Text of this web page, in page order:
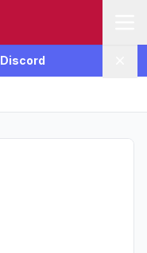
Discord